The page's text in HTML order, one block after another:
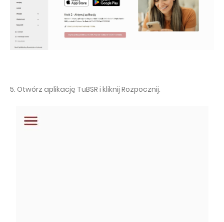
5. Otwórz aplikację TuBSR i kliknij Rozpocznij.